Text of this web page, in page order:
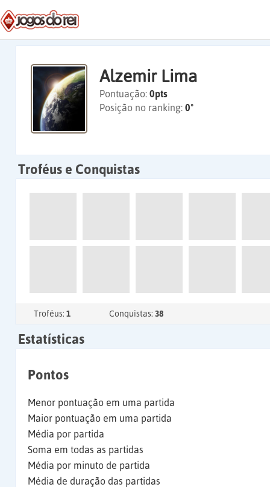
Alzemir Lima
Pontuação: 0pts
Posição no ranking: 0º
Troféus e Conquistas
Troféus: 1 Conquistas: 38
Estatísticas
Pontos
Menor pontuação em uma partida
Maior pontuação em uma partida
Média por partida
Soma em todas as partidas
Média por minuto de partida
Média de duração das partidas